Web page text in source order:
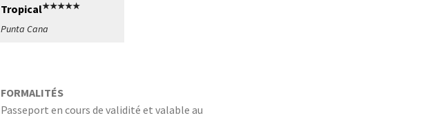
Tropical★★★★★
Punta Cana
FORMALITÉS
Passeport en cours de validité et valable au